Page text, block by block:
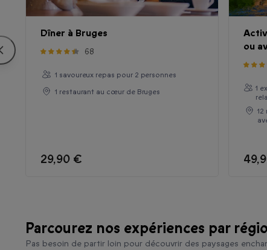
Dîner à Bruges
68
1 savoureux repas pour 2 personnes
1 restaurant au cœur de Bruges
29,90 €
ou
1
Parcourez nos expériences par
Pas besoin de partir loin pour découvrir des paysages